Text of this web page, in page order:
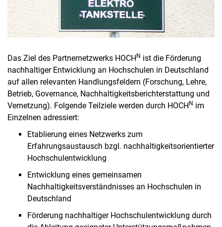
Das Ziel des Partnernetzwerks HOCH N ist die Förderung
nachhaltiger Entwicklung an Hochschulen in Deutschland
auf allen relevanten Handlungsfeldern (Forschung, Lehre,
Betrieb, Governance, Nachhaltigkeitsberichterstattung und
Vernetzung). Folgende Teilziele werden durch HOCH N im
Einzelnen adressiert:
Etablierung eines Netzwerks zum
Erfahrungsaustausch bzgl. nachhaltigkeitsorientierter
Hochschulentwicklung
Entwicklung eines gemeinsamen
Nachhaltigkeitsverständnisses an Hochschulen in
Deutschland
Förderung nachhaltiger Hochschulentwicklung durch